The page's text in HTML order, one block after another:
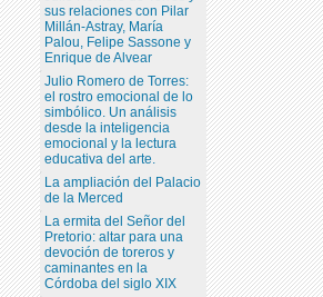
sus relaciones con Pilar
Millán-Astray, María
Palou, Felipe Sassone y
Enrique de Alvear
Julio Romero de Torres:
el rostro emocional de lo
simbólico. Un análisis
desde la inteligencia
emocional y la lectura
educativa del arte.
La ampliación del Palacio
de la Merced
La ermita del Señor del
Pretorio: altar para una
devoción de toreros y
caminantes en la
Córdoba del siglo XIX